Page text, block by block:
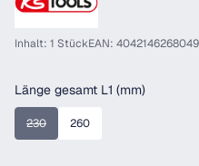
Inhalt: 1 StückEAN: 4042146268049
Länge gesamt L1 (mm)
230(Diese Option ist zurzeit nicht
260